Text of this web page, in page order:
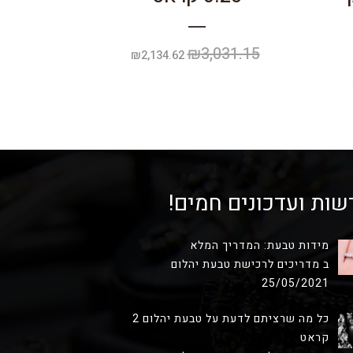
₪2,500.00.
₪3,031.15
המחיר
₪2,134.62
ועדכונים חמים!
מידות טבעת: המדריך המלא
ב מדריכים לרכישת טבעת יהלום
25/05/2021
כל מה שרציתם לדעת על טבעת יהלום 2
קראט